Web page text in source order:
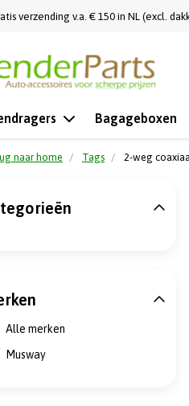
verzending v.a. € 150 in NL (excl.
Bagageboxen
naar home Tags 2-weg
Alle merken
Musway